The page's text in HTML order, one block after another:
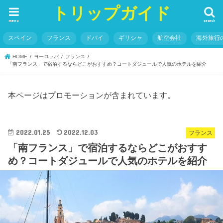
トリップガイド search
menu
スペイン フランス ドバイ ギリシャ 航空会社 海外旅行
HOME ヨーロッパ
フランス
「南フランス」で宿泊するならどこがおすすめ？コートダジュールで人気のホテルを紹介
本ページはプロモーションが含まれています。
フランス
2022.01.25 2022.12.03
「南フランス」で宿泊するならどこがおすす
め？コートダジュールで人気のホテルを紹介